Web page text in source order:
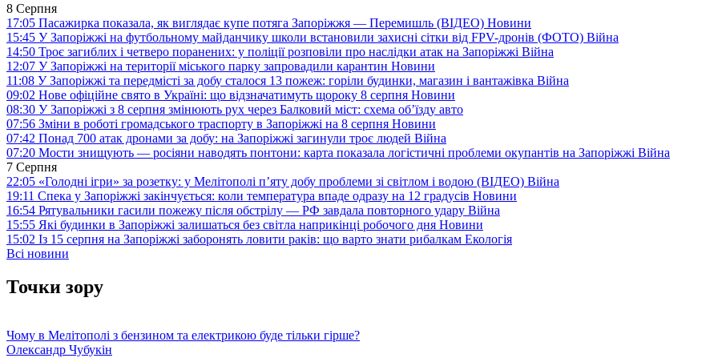
8 Серпня
17:05 Пасажирка показала, як виглядає купе потяга Запоріжжя — Перемишль (ВІДЕО) Новини
15:45 У Запоріжжі на футбольному майданчику школи встановили захисні сітки від FPV-дронів (ФОТО) Війна
14:50 Троє загиблих і четверо поранених: у поліції розповіли про наслідки атак на Запоріжжі Війна
12:07 У Запоріжжі на території міського парку запровадили карантин Новини
11:08 У Запоріжжі та передмісті за добу сталося 13 пожеж: горіли будинки, магазин і вантажівка Війна
09:02 Нове офіційне свято в Україні: що відзначатимуть щороку 8 серпня Новини
08:30 У Запоріжжі з 8 серпня змінюють рух через Балковий міст: схема об’їзду авто
07:56 Зміни в роботі громадського траспорту в Запоріжжі на 8 серпня Новини
07:42 Понад 700 атак дронами за добу: на Запоріжжі загинули троє людей Війна
07:20 Мости знищують — росіяни наводять понтони: карта показала логістичні проблеми окупантів на Запоріжжі Війна
7 Серпня
22:05 «Голодні ігри» за розетку: у Мелітополі п’яту добу проблеми зі світлом і водою (ВІДЕО) Війна
19:11 Спека у Запоріжжі закінчується: коли температура впаде одразу на 12 градусів Новини
16:54 Рятувальники гасили пожежу після обстрілу — РФ завдала повторного удару Війна
15:55 Які будинки в Запоріжжі залишаться без світла наприкінці робочого дня Новини
15:02 Із 15 серпня на Запоріжжі заборонять ловити раків: що варто знати рибалкам Екологія
Всі новини
Точки зору
Чому в Мелітополі з бензином та електрикою буде тільки гірше?
Олександр Чубукін